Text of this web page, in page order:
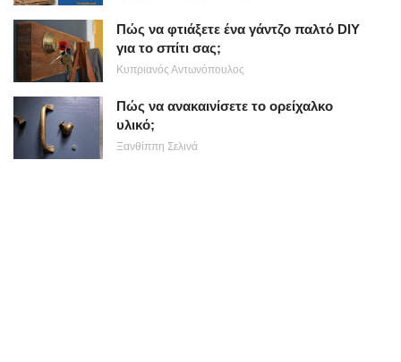
Πώς να φτιάξετε ένα γάντζο παλτό DIY
για το σπίτι σας;
Κυπριανός Αντωνόπουλος
Πώς να ανακαινίσετε το ορείχαλκο
υλικό;
Ξανθίππη Σελινά